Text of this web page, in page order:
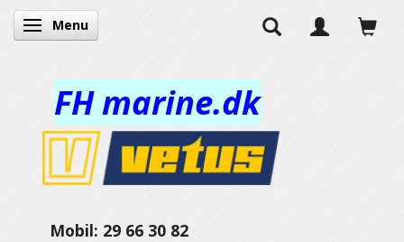
Navigatie in-/uitschakelen
Menu
FH marine.dk
Mobil: 29 66 30 82